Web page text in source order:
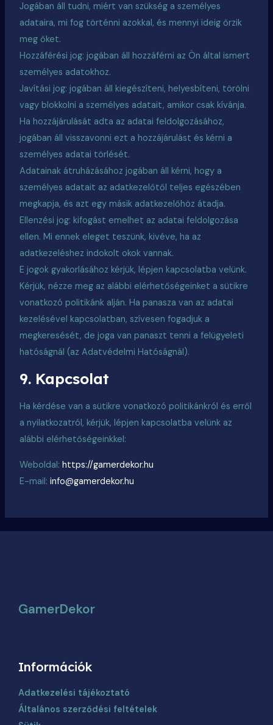
Jogában áll tudni, miért van szükség a személyes
adataira, mi fog történni azokkal, és mennyi ideig őrzik
meg őket.
Hozzáférési jog: jogában áll hozzáférni az Ön által ismert
személyes adatokhoz.
Javítási jog: jogában áll kiegészíteni, helyesbíteni, törölni
vagy blokkolni a személyes adatait, amikor csak kívánja.
Ha hozzájárulását adta az adatai feldolgozásához,
jogában áll visszavonni ezt a hozzájárulást és kérni a
személyes adatai törlését.
Adatainak átruházásához jogában áll kérni, hogy a
személyes adatait az adatkezelőtől teljes egészében
megkapja, és azt egy másik adatkezelőhöz átadja.
Ellenzési jog: kifogást emelhet az adatai feldolgozása
ellen. Mi ennek eleget teszünk, kivéve, ha az
adatkezeléshez indokolt okok vannak.
E jogok gyakorlásához kérjük, lépjen kapcsolatba velünk.
Kérjük, nézze meg az alábbi elérhetőségeinket a sütikre
vonatkozó politikánk alján. Ha panasza van az adatai
kezelésével kapcsolatban, szívesen fogadjuk a
megkeresését, de joga van panaszt tenni a felügyeleti
hatóságnál (az Adatvédelmi Hatóságnál).
9. Kapcsolat
Ha kérdése van a sütikre vonatkozó politikánkról és erről
a nyilatkozatról, kérjük, lépjen kapcsolatba velünk az
alábbi elérhetőségeinkkel:
Weboldal:https://gamerdekor.hu
E-mail:info@gamerdekor.hu
GamerDekor
Információk
Adatkezelési tájékoztató
Általános szerződési feltételek